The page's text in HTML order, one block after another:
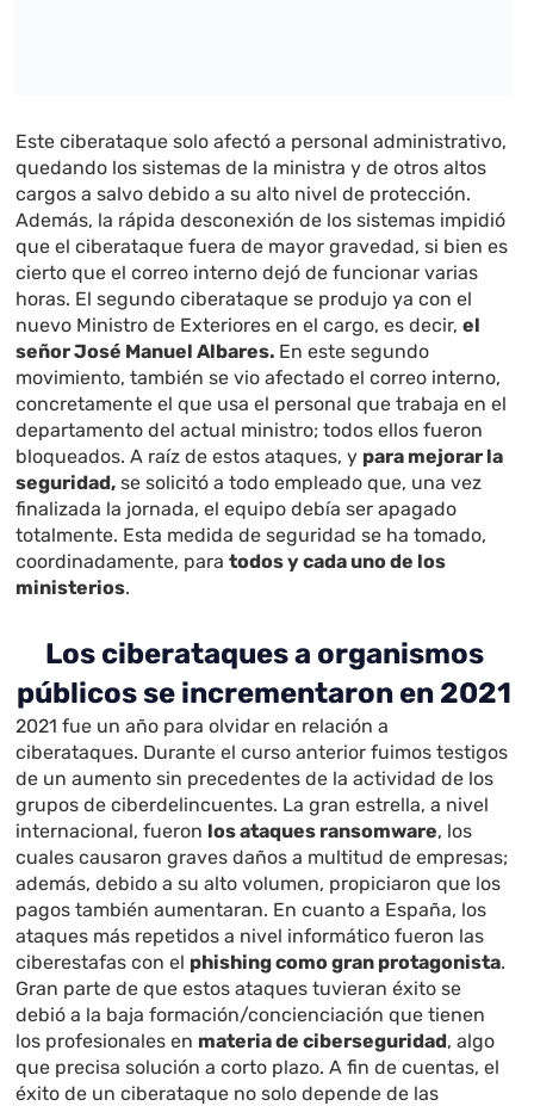
Este ciberataque solo afectó a personal administrativo,
quedando los sistemas de la ministra y de otros altos
cargos a salvo debido a su alto nivel de protección.
Además, la rápida desconexión de los sistemas impidió
que el ciberataque fuera de mayor gravedad, si bien es
cierto que el correo interno dejó de funcionar varias
horas. El segundo ciberataque se produjo ya con el
nuevo Ministro de Exteriores en el cargo, es decir,el
señor José Manuel Albares. En este segundo
movimiento, también se vio afectado el correo interno,
concretamente el que usa el personal que trabaja en el
departamento del actual ministro; todos ellos fueron
bloqueados. A raíz de estos ataques, y para mejorar la
seguridad, se solicitó a todo empleado que, una vez
finalizada la jornada, el equipo debía ser apagado
totalmente. Esta medida de seguridad se ha tomado,
coordinadamente, paratodos y cada uno de los
ministerios.
Los ciberataques a organismos
públicos se incrementaron en 2021
2021 fue un año para olvidar en relación a
ciberataques. Durante el curso anterior fuimos testigos
de un aumento sin precedentes de la actividad de los
grupos de ciberdelincuentes. La gran estrella, a nivel
internacional, fueron los ataques ransomware, los
cuales causaron graves daños a multitud de empresas;
además, debido a su alto volumen, propiciaron que los
pagos también aumentaran. En cuanto a España, los
ataques más repetidos a nivel informático fueron las
ciberestafas con el phishing como gran protagonista.
Gran parte de que estos ataques tuvieran éxito se
debió a la baja formación/concienciación que tienen
los profesionales en materia de ciberseguridad, algo
que precisa solución a corto plazo. A fin de cuentas, el
éxito de un ciberataque no solo depende de las